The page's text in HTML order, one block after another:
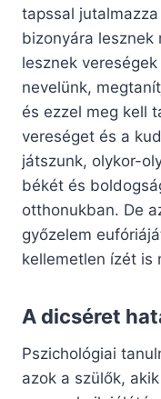
tapssal
bizonyára lesznek
lesznek
nevelünk,
és ezzel meg kell
vereséget és a
játszunk, olykor-
békét és
otthonukban. De
győzelem
kellemetlen ízét is
A dicséret
Pszichológiai
azok a szülők,